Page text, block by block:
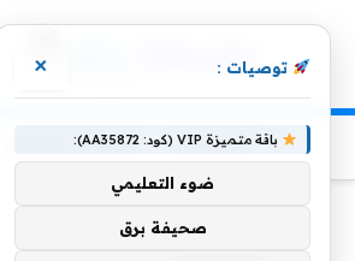
الرئيسية منوعات التعليم
المملكة العربية السعودية تعلن عن 31 حالة إصابة جديدة بكوفيد -19 ، وحالة وفاة واحدة
توصيات : ×
باقة متميزة VIP (كود: AA35872):
ضوء التعليمي
صحيفة برق